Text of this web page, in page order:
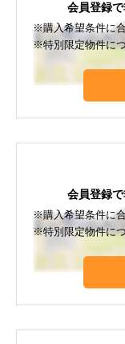
会員登録
※購入希望条件に
※特別限定物件に
会員登録
※購入希望条件に
※特別限定物件に